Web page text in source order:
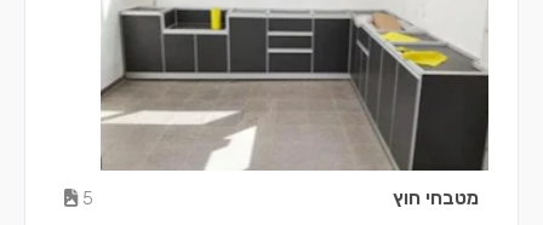
מטבחי חוץ 5